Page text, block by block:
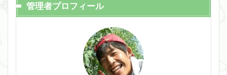
管理者プロフィール